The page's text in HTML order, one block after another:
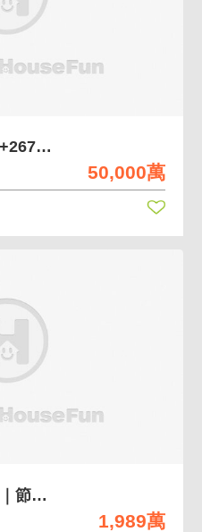
50,000萬
台中合法養雞場附廠房+267坪甲建｜年收320萬
1,989萬
專任太平大地坪｜碳權｜節稅｜傳承｜ESG林業用地